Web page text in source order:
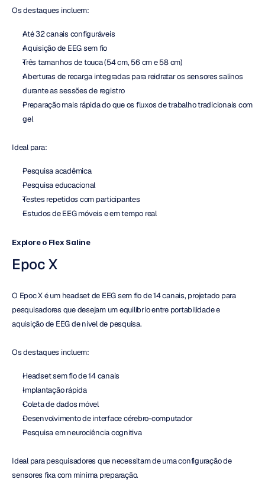
Os destaques incluem:
Até 32 canais configuráveis
Aquisição de EEG sem fio
Três tamanhos de touca (54 cm, 56 cm e 58 cm)
Aberturas de recarga integradas para reidratar os sensores salinos
durante as sessões de registro
Preparação mais rápida do que os fluxos de trabalho tradicionais com
gel
Ideal para:
Pesquisa acadêmica
Pesquisa educacional
Testes repetidos com participantes
Estudos de EEG móveis e em tempo real
Explore o Flex Saline
Epoc X
O Epoc X é um headset de EEG sem fio de 14 canais, projetado para
pesquisadores que desejam um equilíbrio entre portabilidade e
aquisição de EEG de nível de pesquisa.
Os destaques incluem:
Headset sem fio de 14 canais
Implantação rápida
Coleta de dados móvel
Desenvolvimento de interface cérebro-computador
Pesquisa em neurociência cognitiva
Ideal para pesquisadores que necessitam de uma configuração de
sensores fixa com mínima preparação.